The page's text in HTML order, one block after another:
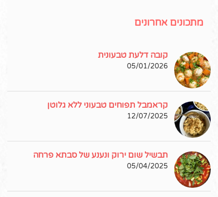
מתכונים אחרונים
קובה דלעת טבעונית
05/01/2026
קראמבל תפוחים טבעוני ללא גלוטן
12/07/2025
תבשיל שום ירוק ונענע של סבתא פרחה
05/04/2025